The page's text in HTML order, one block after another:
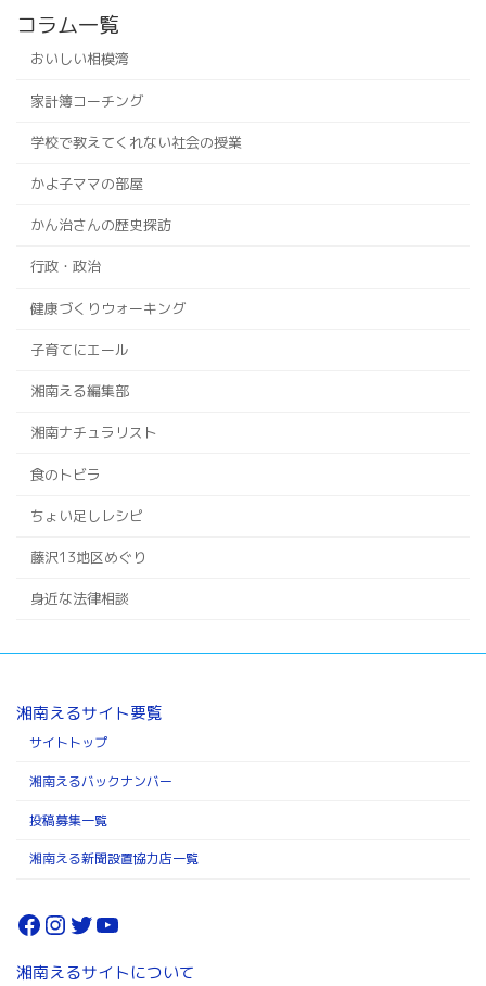
コラム一覧
おいしい相模湾
家計簿コーチング
学校で教えてくれない社会の授業
かよ子ママの部屋
かん治さんの歴史探訪
行政・政治
健康づくりウォーキング
子育てにエール
湘南える編集部
湘南ナチュラリスト
食のトビラ
ちょい足しレシピ
藤沢13地区めぐり
身近な法律相談
湘南えるサイト要覧
サイトトップ
湘南えるバックナンバー
投稿募集一覧
湘南える新聞設置協力店一覧
Facebook
Instagram
Twitter
YouTube
湘南えるサイトについて